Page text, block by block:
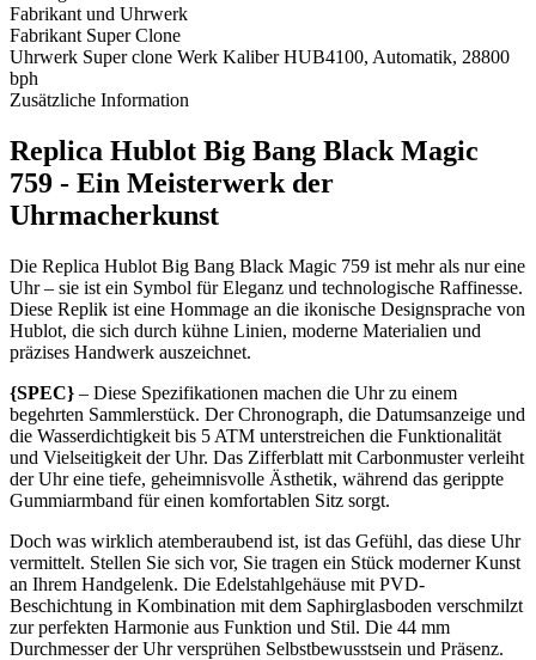
Fabrikant und Uhrwerk
Fabrikant Super Clone
Uhrwerk Super clone Werk Kaliber HUB4100, Automatik, 28800
bph
Zusätzliche Information
Replica Hublot Big Bang Black Magic
759 - Ein Meisterwerk der
Uhrmacherkunst
Die Replica Hublot Big Bang Black Magic 759 ist mehr als nur eine
Uhr – sie ist ein Symbol für Eleganz und technologische Raffinesse.
Diese Replik ist eine Hommage an die ikonische Designsprache von
Hublot, die sich durch kühne Linien, moderne Materialien und
präzises Handwerk auszeichnet.
{SPEC} – Diese Spezifikationen machen die Uhr zu einem
begehrten Sammlerstück. Der Chronograph, die Datumsanzeige und
die Wasserdichtigkeit bis 5 ATM unterstreichen die Funktionalität
und Vielseitigkeit der Uhr. Das Zifferblatt mit Carbonmuster verleiht
der Uhr eine tiefe, geheimnisvolle Ästhetik, während das gerippte
Gummiarmband für einen komfortablen Sitz sorgt.
Doch was wirklich atemberaubend ist, ist das Gefühl, das diese Uhr
vermittelt. Stellen Sie sich vor, Sie tragen ein Stück moderner Kunst
an Ihrem Handgelenk. Die Edelstahlgehäuse mit PVD-
Beschichtung in Kombination mit dem Saphirglasboden verschmilzt
zur perfekten Harmonie aus Funktion und Stil. Die 44 mm
Durchmesser der Uhr versprühen Selbstbewusstsein und Präsenz.